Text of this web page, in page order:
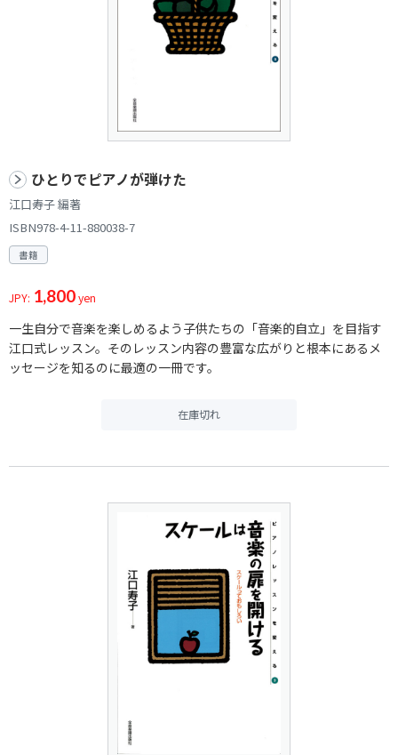
ひとりでピアノが弾けた
江口寿子 編著
ISBN978-4-11-880038-7
書籍
JPY: 1,800yen
一生自分で音楽を楽しめるよう子供たちの「音楽的自立」を目指す
江口式レッスン。そのレッスン内容の豊富な広がりと根本にあるメ
ッセージを知るのに最適の一冊です。
在庫切れ